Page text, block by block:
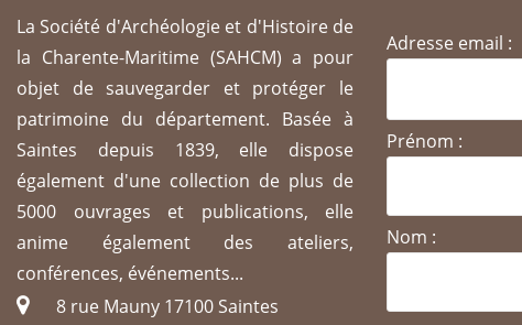
La Société d'Archéologie et d'Histoire de
la Charente-Maritime (SAHCM) a pour
objet de sauvegarder et protéger le
patrimoine du département. Basée à
Saintes depuis 1839, elle dispose
également d'une collection de plus de
5000 ouvrages et publications, elle
anime également des ateliers,
conférences, événements...
8 rue Mauny 17100 Saintes
Adresse email :
Prénom :
Nom :